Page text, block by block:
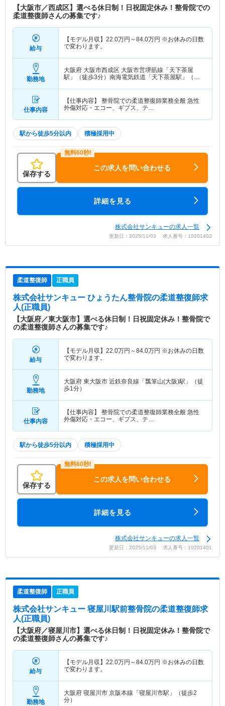
【大阪市／西成区】選べる休日制！日祝固定休み！整骨院での
柔道整復師さんの募集です♪
給与
【モデル月収】 22.0万円～84.0万円 ※お休みの日数
で変わります。
勤務地
大阪府 大阪市西成区 大阪市営堺筋線「天下茶屋
駅」（徒歩3分）南海電気鉄道「天下茶屋駅」（徒
仕事内容
【仕事内容】 整骨院での柔道整復師業務全般 急性
外傷対応・エコー、ギプス、テ…
駅から徒歩5分以内 積極採用中
保存する
この求人を問い合わせる
詳細を見る
株式会社サンキューの求人一覧
更新日：2025/11/03 求人番号：10201402
柔道整復師 正職員
株式会社サンキュー ひょうたん整骨院の柔道整復師求
人(正職員)
【大阪府／東大阪市】選べる休日制！日祝固定休み！整骨院で
の柔道整復師さんの募集です♪
給与
【モデル月収】 22.0万円～84.0万円 ※お休みの日数
で変わります。
勤務地
大阪府 東大阪市 近鉄奈良線「瓢箪山(大阪)駅」（徒
歩1分）
仕事内容
【仕事内容】 整骨院での柔道整復師業務全般 急性
外傷対応・エコー、ギプス、テ…
駅から徒歩5分以内 積極採用中
保存する
この求人を問い合わせる
詳細を見る
株式会社サンキューの求人一覧
更新日：2025/11/03 求人番号：10201401
柔道整復師 正職員
株式会社サンキュー 寝屋川駅前整骨院の柔道整復師求
人(正職員)
【大阪府／寝屋川市】選べる休日制！日祝固定休み！整骨院で
の柔道整復師さんの募集です♪
給与
【モデル月収】 22.0万円～84.0万円 ※お休みの日数
で変わります。
勤務地
大阪府 寝屋川市 京阪本線「寝屋川市駅」（徒歩2
分）